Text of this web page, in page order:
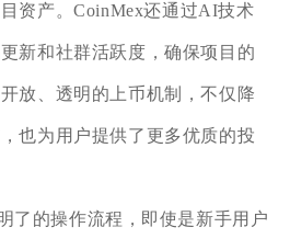
资产。CoinMex还通过AI技术
新和社群活跃度，确保项目的
放、透明的上币机制，不仅降
也为用户提供了更多优质的投
了的操作流程，即使是新手用户